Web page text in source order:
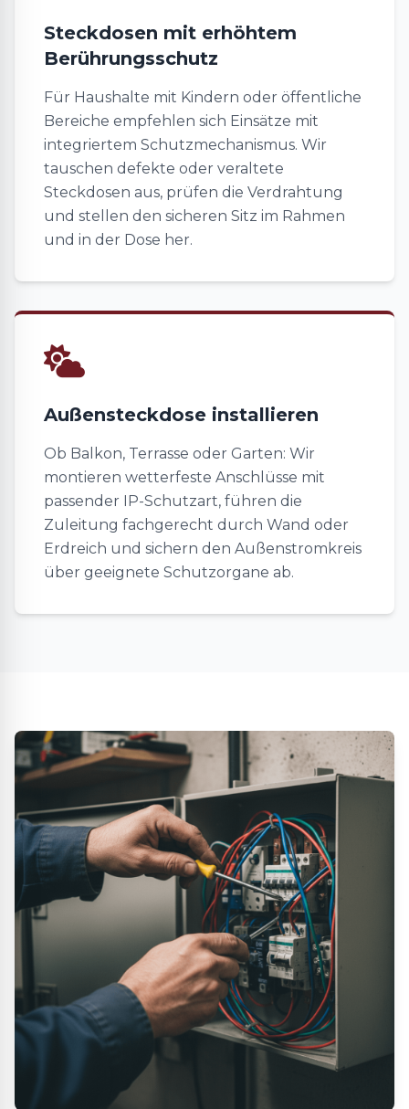
Steckdosen mit erhöhtem
Berührungsschutz
Für Haushalte mit Kindern oder öffentliche
Bereiche empfehlen sich Einsätze mit
integriertem Schutzmechanismus. Wir
tauschen defekte oder veraltete
Steckdosen aus, prüfen die Verdrahtung
und stellen den sicheren Sitz im Rahmen
und in der Dose her.
Außensteckdose installieren
Ob Balkon, Terrasse oder Garten: Wir
montieren wetterfeste Anschlüsse mit
passender IP-Schutzart, führen die
Zuleitung fachgerecht durch Wand oder
Erdreich und sichern den Außenstromkreis
über geeignete Schutzorgane ab.